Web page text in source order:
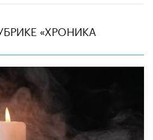
«ХРОНИКА